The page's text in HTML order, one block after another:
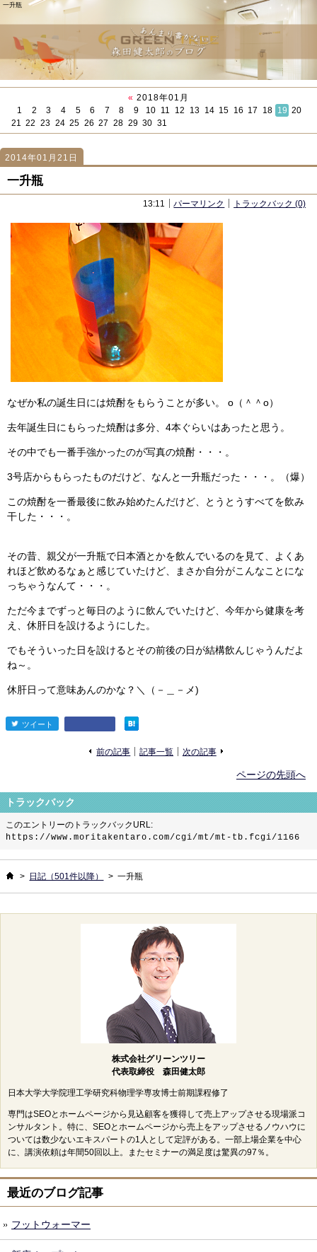
一升瓶
« 2018年01月
1
2 3 4 5 6 7 8 9 10 11 12 13 14 15 16 17 18 19 20
21 22 23 24 25 26 27 28 29 30 31
2014年01月21日
一升瓶
13:11 パーマリンク トラックバック (0)
なぜか私の誕生日には焼酎をもらうことが多い。 o（＾＾o）
去年誕生日にもらった焼酎は多分、4本ぐらいはあったと思う。
その中でも一番手強かったのが写真の焼酎・・・。
3号店からもらったものだけど、なんと一升瓶だった・・・。（爆）
この焼酎を一番最後に飲み始めたんだけど、とうとうすべてを飲み
干した・・・。
その昔、親父が一升瓶で日本酒とかを飲んでいるのを見て、よくあ
れほど飲めるなぁと感じていたけど、まさか自分がこんなことにな
っちゃうなんて・・・。
ただ今までずっと毎日のように飲んでいたけど、今年から健康を考
え、休肝日を設けるようにした。
でもそういった日を設けるとその前後の日が結構飲んじゃうんだよ
ね～。
休肝日って意味あんのかな？＼（－＿－メ)
entry1188
ツイート
«
前の記事
「悪い人」
記事一覧 次の記事
「初受注！？」
ページの先頭へ
トラックバック
このエントリーのトラックバックURL:
https://www.moritakentaro.com/cgi/mt/mt-tb.fcgi/1166
ホーム
> 日記（501件以降） > 一升瓶
株式会社グリーンツリー
代表取締役 森田健太郎
日本大学大学院理工学研究科物理学専攻博士前期課程修了
専門はSEOとホームページから見込顧客を獲得して売上アップさせる現場派コ
ンサルタント。特に、SEOとホームページから売上をアップさせるノウハウに
ついては数少ないエキスパートの1人として定評がある。一部上場企業を中心
に、講演依頼は年間50回以上。またセミナーの満足度は驚異の97％。
最近のブログ記事
フットウォーマー